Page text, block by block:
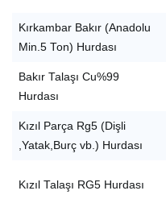
Kırkambar Bakır (Anadolu
Min.5 Ton) Hurdası
Bakır Talaşı Cu%99
Hurdası
Kızıl Parça Rg5 (Dişli
,Yatak,Burç vb.) Hurdası
Kızıl Talaşı RG5 Hurdası